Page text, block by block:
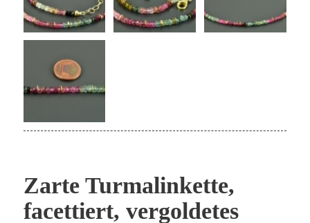
Zarte Turmalinkette,
facettiert, vergoldetes